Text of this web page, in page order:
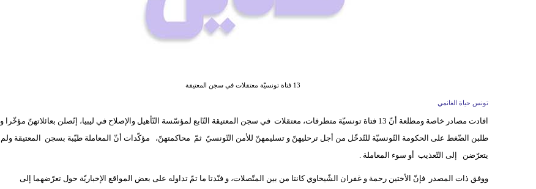
13 فتاة تونسيّة معتقلات في سجن المعتيقة
تونس حياة الغانمي
افادت مصادر خاصة ومطلعة أنّ 13 فتاة تونسيّة متطرفات، معتقلات في سجن المعتيقة التّابع لمؤسّسة التّأهيل والإصلاح في ليبيا، إتّصلن بعائلاتهنّ مؤخّرا و
طلبن الضّغط على الحكومة التّونسيّة للتّدخّل من أجل ترحليهنّ و تسليمهنّ للأمن التّونسيّ ثمّ محاكمتهنّ، مؤكّدات أنّ المعاملة طيّبة بسجن المعتيقة ولم
يتعرّضن إلى التّعذيب أو سوء المعاملة .
ووفق ذات المصدر فإنّ الأختين رحمة و غفران الشّيخاوي كانتا من بين المتّصلات، و فنّدتا ما تمّ تداوله على بعض المواقع الإخباريّة حول تعرّضهما إلى